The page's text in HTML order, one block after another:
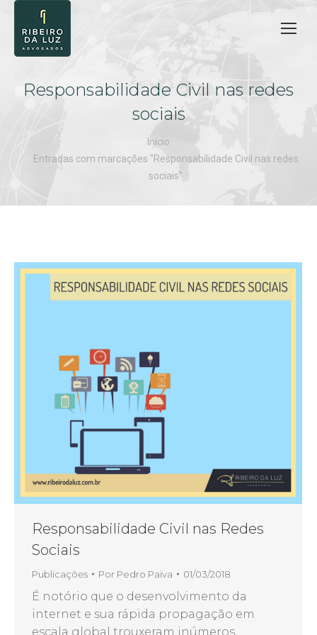
Responsabilidade Civil nas redes
sociais
Início
Entradas com marcações "Responsabilidade Civil nas redes
sociais"
Responsabilidade Civil nas Redes
Sociais
Publicações Por Pedro Paiva 01/03/2018
É notório que o desenvolvimento da
internet e sua rápida propagação em
escala global trouxeram inúmeros